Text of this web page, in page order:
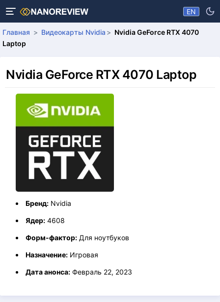
EN
Главная Видеокарты Nvidia
Nvidia GeForce RTX 4070
Laptop
Nvidia GeForce RTX 4070 Laptop
Бренд: Nvidia
Ядер: 4608
Форм-фактор: Для ноутбуков
Назначение: Игровая
Дата анонса: Февраль 22, 2023